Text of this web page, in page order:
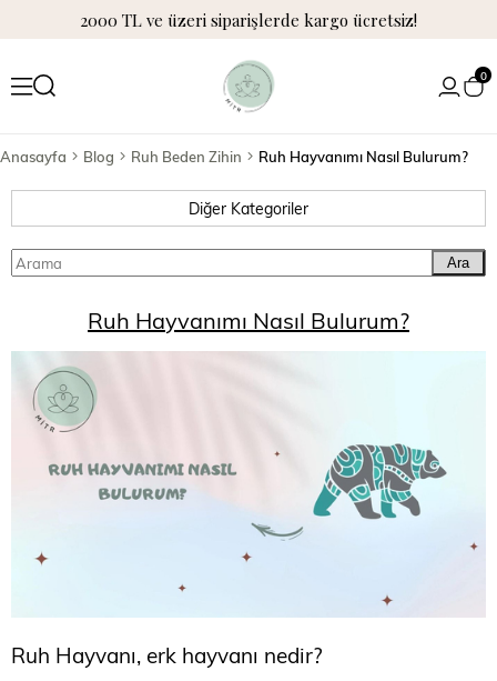
2000 TL ve üzeri siparişlerde kargo ücretsiz!
0
Anasayfa Blog Ruh Beden Zihin Ruh Hayvanımı Nasıl Bulurum?
Diğer Kategoriler
Ara
Ruh Hayvanımı Nasıl Bulurum?
Ruh Hayvanı, erk hayvanı nedir?